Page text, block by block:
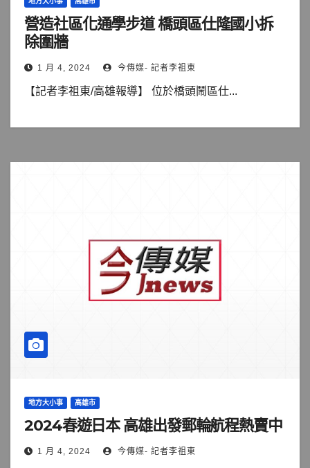
營造社區化通學步道 橋頭區仕隆國小拆
除圍牆
1 月 4, 2024 今傳媒- 記者李祖東
【記者李祖東/高雄報導】 位於橋頭鬧區仕...
地方大小事 高雄市
2024春遊日本 高雄出發郵輪航程熱賣中
1 月 4, 2024 今傳媒- 記者李祖東